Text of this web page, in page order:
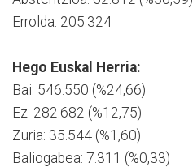
Errolda: 205.324
Hego Euskal Herria:
Bai: 546.550 (%24,66)
Ez: 282.682 (%12,75)
Zuria: 35.544 (%1,60)
Baliogabea: 7.311 (%0,33)